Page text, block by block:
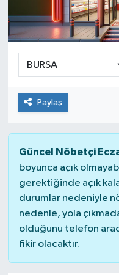
Paylaş
Güncel Nöbetçi
boyunca açık
gerektiğinde açık
durumlar nedeniyle
nedenle, yola
olduğunu telefon
fikir olacaktır.
Yaşam